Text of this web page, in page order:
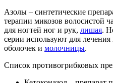
Азолы – синтетические
терапии микозов волосистой
для ногтей ног и рук, лишая.
серии используют для
оболочек и молочницы.
Список противогрибковых